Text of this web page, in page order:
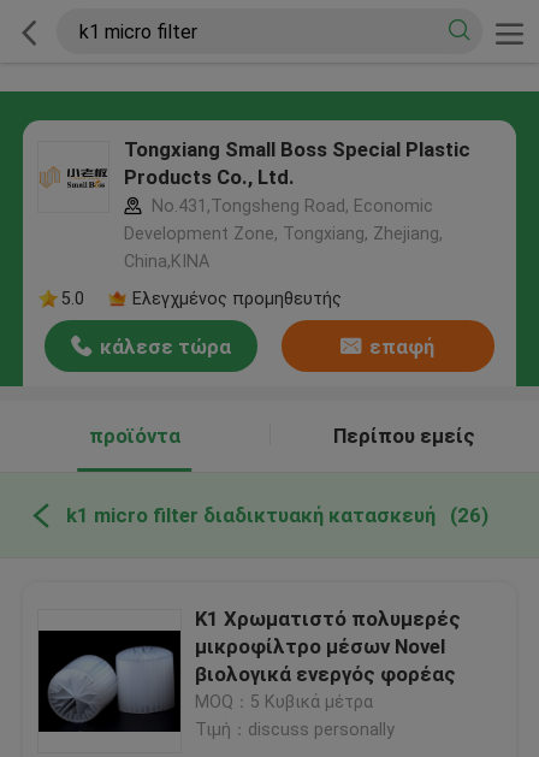
Tongxiang Small Boss Special Plastic
Products Co., Ltd.
No.431,Tongsheng Road, Economic
Development Zone, Tongxiang, Zhejiang,
China,ΚΙΝΑ
5.0
Ελεγχμένος προμηθευτής
κάλεσε τώρα επαφή
προϊόντα Περίπου εμείς
k1 micro filter διαδικτυακή κατασκευή (26)
K1 Χρωματιστό πολυμερές
μικροφίλτρο μέσων Novel
βιολογικά ενεργός φορέας
MOQ：5 Κυβικά μέτρα
Τιμή：discuss personally